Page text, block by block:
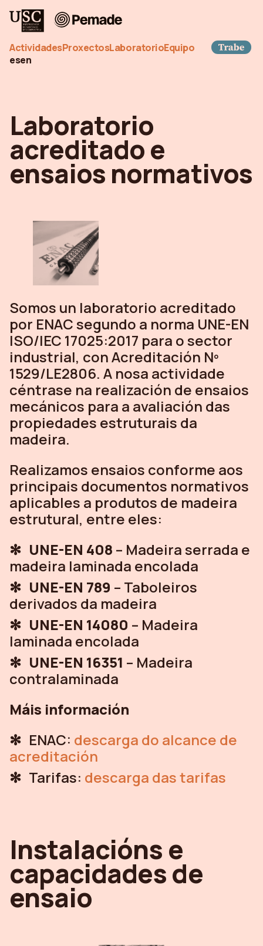
Pemade
ActividadesProxectosLaboratorioEquipo
esen
Laboratorio
acreditado e
ensaios normativos
Somos un laboratorio acreditado
por ENAC segundo a norma UNE-EN
ISO/IEC 17025:2017 para o sector
industrial, con Acreditación Nº
1529/LE2806. A nosa actividade
céntrase na realización de ensaios
mecánicos para a avaliación das
propiedades estruturais da
madeira.
Realizamos ensaios conforme aos
principais documentos normativos
aplicables a produtos de madeira
estrutural, entre eles:
UNE-EN 408 – Madeira serrada e
madeira laminada encolada
UNE-EN 789 – Taboleiros
derivados da madeira
UNE-EN 14080 – Madeira
laminada encolada
UNE-EN 16351 – Madeira
contralaminada
Máis información
ENAC: descarga do alcance de
acreditación
Tarifas: descarga das tarifas
Instalacións e
capacidades de
ensaio